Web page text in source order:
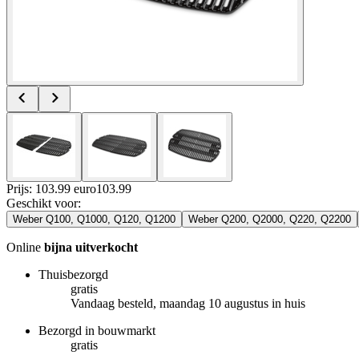
Prijs: 103.99 euro103.99
Geschikt voor:
Weber Q100, Q1000, Q120, Q1200 Weber Q200, Q2000, Q220, Q2200
Online bijna uitverkocht
Thuisbezorgd
gratis
Vandaag besteld, maandag 10 augustus in huis
Bezorgd in bouwmarkt
gratis